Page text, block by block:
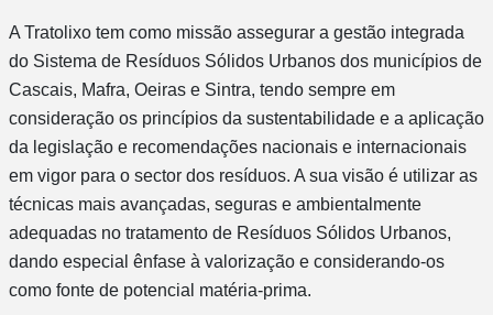
A Tratolixo tem como missão assegurar a gestão integrada
do Sistema de Resíduos Sólidos Urbanos dos municípios de
Cascais, Mafra, Oeiras e Sintra, tendo sempre em
consideração os princípios da sustentabilidade e a aplicação
da legislação e recomendações nacionais e internacionais
em vigor para o sector dos resíduos. A sua visão é utilizar as
técnicas mais avançadas, seguras e ambientalmente
adequadas no tratamento de Resíduos Sólidos Urbanos,
dando especial ênfase à valorização e considerando-os
como fonte de potencial matéria-prima.